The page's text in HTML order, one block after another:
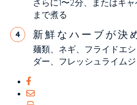
さらに1〜2分、またはキ
まで煮る
4 新鮮なハーブが決
麺類、ネギ、フライドエ
ダー、フレッシュライム